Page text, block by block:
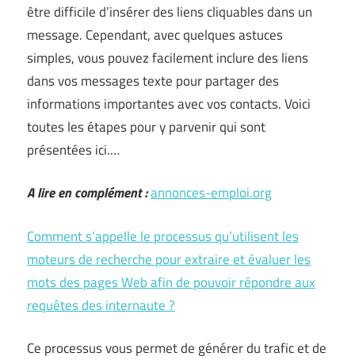
être difficile d’insérer des liens cliquables dans un
message. Cependant, avec quelques astuces
simples, vous pouvez facilement inclure des liens
dans vos messages texte pour partager des
informations importantes avec vos contacts. Voici
toutes les étapes pour y parvenir qui sont
présentées ici.…
A lire en complément :annonces-emploi.org
Comment s’appelle le processus qu’utilisent les
moteurs de recherche pour extraire et évaluer les
mots des pages Web afin de pouvoir répondre aux
requêtes des internaute ?
Ce processus vous permet de générer du trafic et de